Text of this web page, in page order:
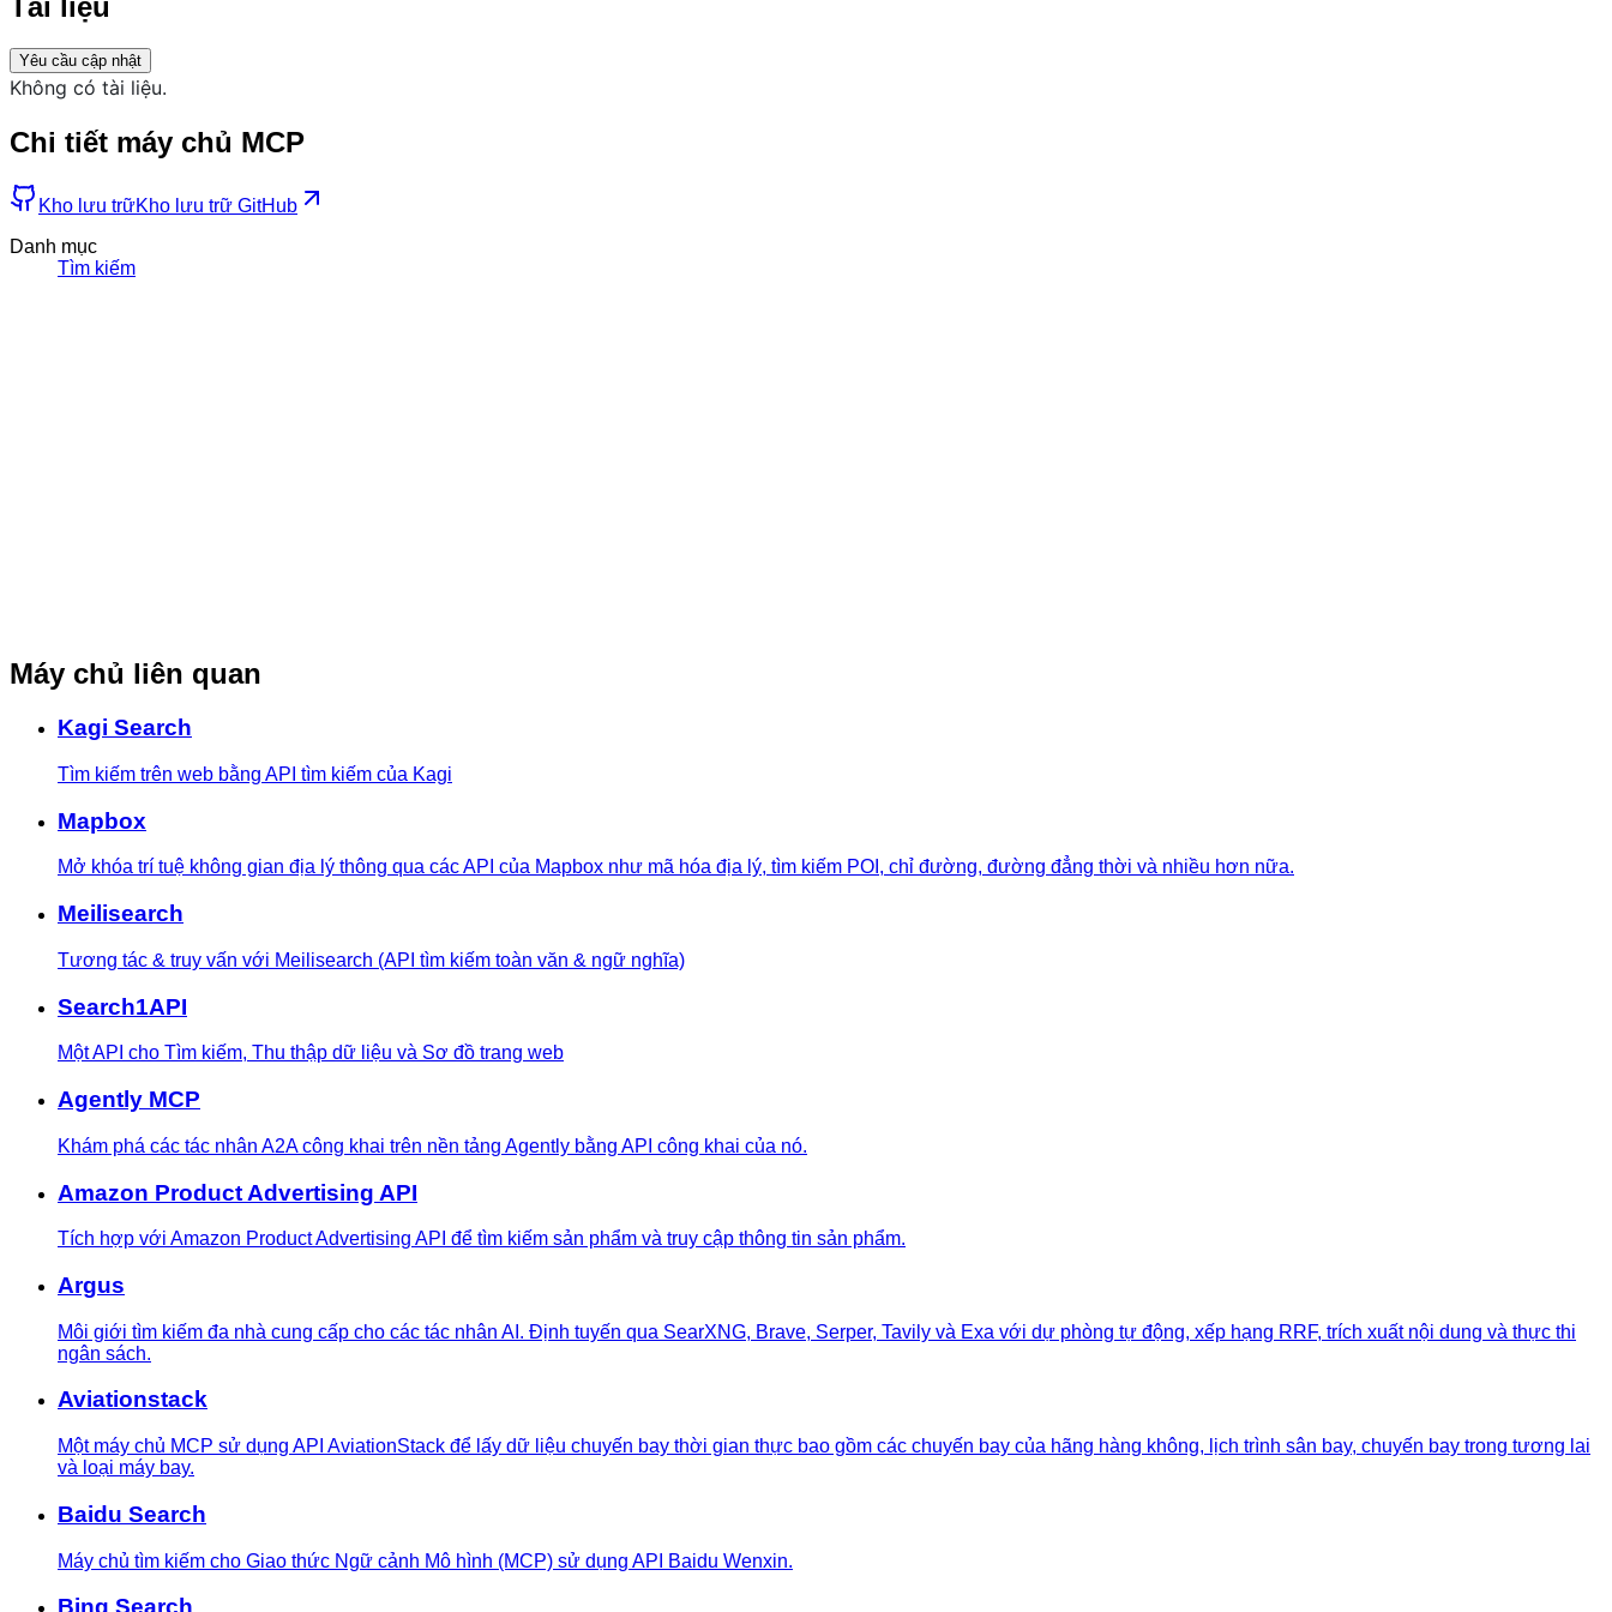
Yêu cầu cập nhật
Không có tài liệu.
Chi tiết máy chủ MCP
Kho lưu trữKho lưu trữ GitHub
Danh mục
Tìm kiếm
Máy chủ liên quan
Kagi Search
Tìm kiếm trên web bằng API tìm kiếm của Kagi
Mapbox
Mở khóa trí tuệ không gian địa lý thông qua các API của Mapbox như mã hóa địa lý, tìm kiếm POI, chỉ đường, đường đẳng thời và nhiều hơn nữa.
Meilisearch
Tương tác & truy vấn với Meilisearch (API tìm kiếm toàn văn & ngữ nghĩa)
Search1API
Một API cho Tìm kiếm, Thu thập dữ liệu và Sơ đồ trang web
Agently MCP
Khám phá các tác nhân A2A công khai trên nền tảng Agently bằng API công khai của nó.
Amazon Product Advertising API
Tích hợp với Amazon Product Advertising API để tìm kiếm sản phẩm và truy cập thông tin sản phẩm.
Argus
Môi giới tìm kiếm đa nhà cung cấp cho các tác nhân AI. Định tuyến qua SearXNG, Brave, Serper, Tavily và Exa với dự phòng tự động, xếp hạng RRF, trích xuất nội dung và thực thi
ngân sách.
Aviationstack
Một máy chủ MCP sử dụng API AviationStack để lấy dữ liệu chuyến bay thời gian thực bao gồm các chuyến bay của hãng hàng không, lịch trình sân bay, chuyến bay trong tương lai
và loại máy bay.
Baidu Search
Máy chủ tìm kiếm cho Giao thức Ngữ cảnh Mô hình (MCP) sử dụng API Baidu Wenxin.
Bing Search